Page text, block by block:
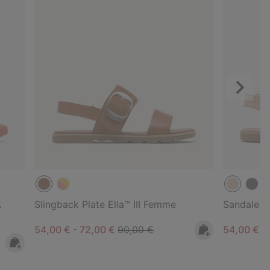
Slingback Plate Ella™ III Femme
Minimum sale price:
54,00 € - Maximum sale price:
72,00 €Regular price:
90,00 €
Sandale
Minimum
54,00 €
Suivant